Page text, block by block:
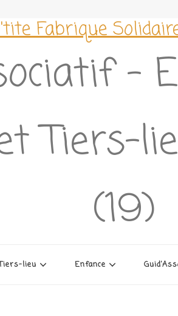
Fabrique
–
Tiers-
(19)
lieu Enfance